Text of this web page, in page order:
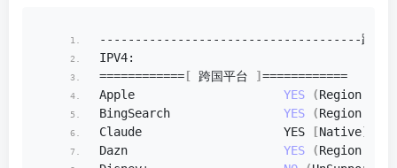
-------------------------------------跨国
IPV4:
============ [ 跨国平台 ] ============
Apple YES (Region: CAN
BingSearch YES (Region: HK
Claude                    YES
[Native]
Dazn YES (Region: HK